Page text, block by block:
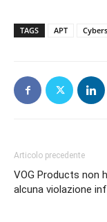
TAGS APT
Articolo precedente
VOG Products non
alcuna violazione